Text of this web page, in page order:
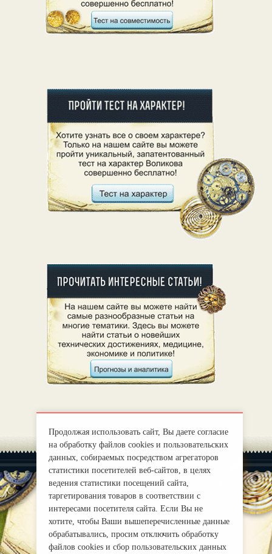
О нас
Правила
mirprognoz@mail.ru
Продолжая использовать сайт, Вы даете согласие
на обработку файлов cookies и пользовательских
данных, собираемых посредством агрегаторов
статистики посетителей веб-сайтов, в целях
ведения статистики посещений сайта,
таргетирования товаров в соответствии с
интересами посетителя сайта. Если Вы не
хотите, чтобы Ваши вышеперечисленные данные
обрабатывались, просим отключить обработку
файлов cookies и сбор пользовательских данных